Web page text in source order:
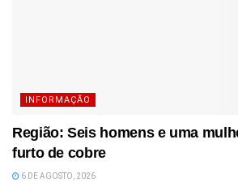
INFORMAÇÃO
Região: Seis homens e uma
furto de cobre
6 DE AGOSTO, 2026